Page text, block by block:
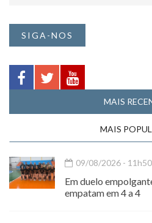
SIGA-NOS
MAIS
MAIS
09/08/2026 - 11h50
Em duelo
empatam em 4 a 4